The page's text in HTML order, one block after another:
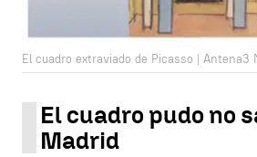
El cuadro extraviado de Picasso | Antena3
El cuadro pudo no
Madrid